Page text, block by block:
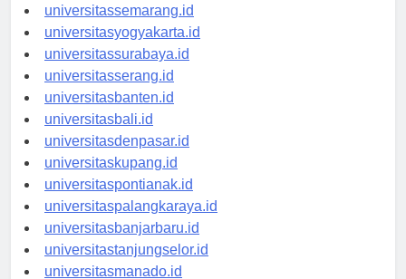
universitasbandung.id
universitassemarang.id
universitasyogyakarta.id
universitassurabaya.id
universitasserang.id
universitasbanten.id
universitasbali.id
universitasdenpasar.id
universitaskupang.id
universitaspontianak.id
universitaspalangkaraya.id
universitasbanjarbaru.id
universitastanjungselor.id